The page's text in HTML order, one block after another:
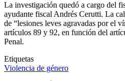
La investigación quedó a cargo del
ayudante fiscal Andrés Cerutti. La
de “lesiones leves agravadas por el
artículos 89 y 92, en función del
Penal.
Etiquetas
Violencia de género